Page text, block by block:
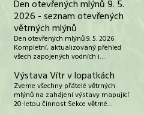
Den otevřených mlýnů 9. 5.
2026 - seznam otevřených
větrných mlýnů
Den otevřených mlýnů 9. 5. 2026
Kompletní, aktualizovaný přehled
všech zapojených vodních i…
Výstava Vítr v lopatkách
Zveme všechny přátelé větrných
mlýnů na zahájení výstavy mapující
20-letou činnost Sekce větrné…